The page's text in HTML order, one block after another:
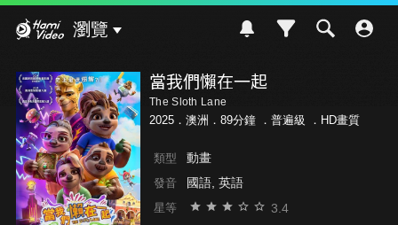
瀏覽
當我們懶在一起
The Sloth Lane
2025．澳洲．89分鐘 ． 普遍級 ．HD畫質
類型 動畫
發音 國語, 英語
星等 3.4